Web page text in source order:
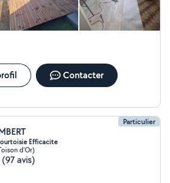
Contacter
Particulier
Efficacite
d'Or)
(97 avis)